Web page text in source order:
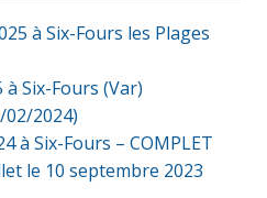
à Six-Fours les Plages
Six-Fours (Var)
02/2024)
à Six-Fours – COMPLET
le 10 septembre 2023